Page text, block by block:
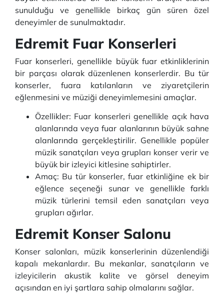
sunulduğu ve genellikle birkaç gün süren özel
deneyimler de sunulmaktadır.
Edremit Fuar Konserleri
Fuar konserleri, genellikle büyük fuar etkinliklerinin
bir parçası olarak düzenlenen konserlerdir. Bu tür
konserler, fuara katılanların ve ziyaretçilerin
eğlenmesini ve müziği deneyimlemesini amaçlar.
Özellikler: Fuar konserleri genellikle açık hava
alanlarında veya fuar alanlarının büyük sahne
alanlarında gerçekleştirilir. Genellikle popüler
müzik sanatçıları veya grupları konser verir ve
büyük bir izleyici kitlesine sahiptirler.
Amaç: Bu tür konserler, fuar etkinliğine ek bir
eğlence seçeneği sunar ve genellikle farklı
müzik türlerini temsil eden sanatçıları veya
grupları ağırlar.
Edremit Konser Salonu
Konser salonları, müzik konserlerinin düzenlendiği
kapalı mekanlardır. Bu mekanlar, sanatçıların ve
izleyicilerin akustik kalite ve görsel deneyim
açısından en iyi şartlara sahip olmalarını sağlar.